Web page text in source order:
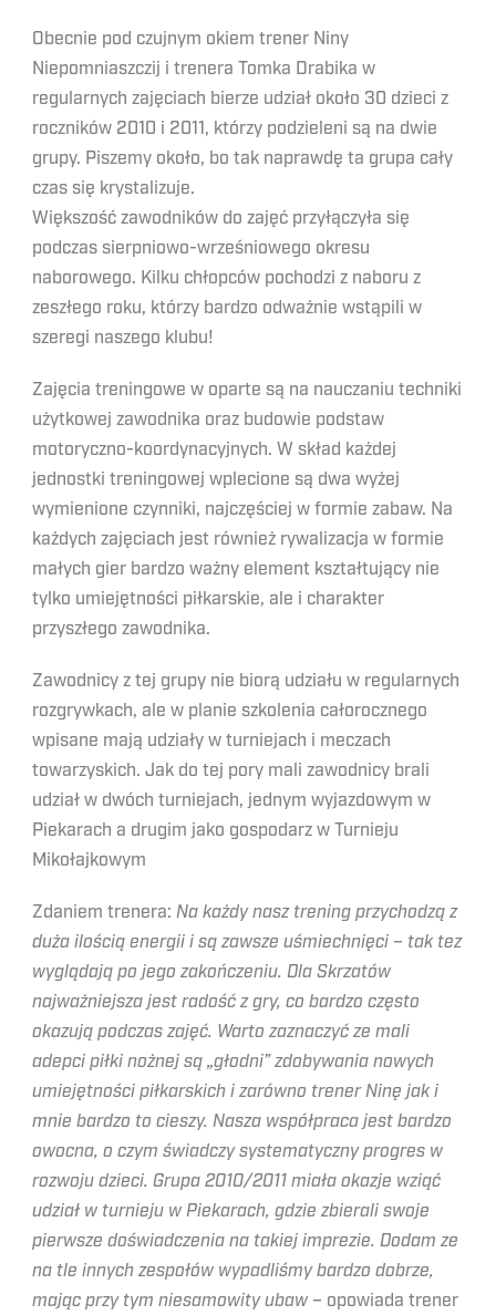
Obecnie pod czujnym okiem trener Niny
Niepomniaszczij i trenera Tomka Drabika w
regularnych zajęciach bierze udział około 30 dzieci z
roczników 2010 i 2011, którzy podzieleni są na dwie
grupy. Piszemy około, bo tak naprawdę ta grupa cały
czas się krystalizuje.
Większość zawodników do zajęć przyłączyła się
podczas sierpniowo-wrześniowego okresu
naborowego. Kilku chłopców pochodzi z naboru z
zeszłego roku, którzy bardzo odważnie wstąpili w
szeregi naszego klubu!
Zajęcia treningowe w oparte są na nauczaniu techniki
użytkowej zawodnika oraz budowie podstaw
motoryczno-koordynacyjnych. W skład każdej
jednostki treningowej wplecione są dwa wyżej
wymienione czynniki, najczęściej w formie zabaw. Na
każdych zajęciach jest również rywalizacja w formie
małych gier bardzo ważny element kształtujący nie
tylko umiejętności piłkarskie, ale i charakter
przyszłego zawodnika.
Zawodnicy z tej grupy nie biorą udziału w regularnych
rozgrywkach, ale w planie szkolenia całorocznego
wpisane mają udziały w turniejach i meczach
towarzyskich. Jak do tej pory mali zawodnicy brali
udział w dwóch turniejach, jednym wyjazdowym w
Piekarach a drugim jako gospodarz w Turnieju
Mikołajkowym
Zdaniem trenera: Na każdy nasz trening przychodzą z
duża ilością energii i są zawsze uśmiechnięci – tak tez
wyglądają po jego zakończeniu. Dla Skrzatów
najważniejsza jest radość z gry, co bardzo często
okazują podczas zajęć. Warto zaznaczyć ze mali
adepci piłki nożnej są „głodni” zdobywania nowych
umiejętności piłkarskich i zarówno trener Ninę jak i
mnie bardzo to cieszy. Nasza współpraca jest bardzo
owocna, o czym świadczy systematyczny progres w
rozwoju dzieci. Grupa 2010/2011 miała okazje wziąć
udział w turnieju w Piekarach, gdzie zbierali swoje
pierwsze doświadczenia na takiej imprezie. Dodam ze
na tle innych zespołów wypadliśmy bardzo dobrze,
mając przy tym niesamowity ubaw – opowiada trener